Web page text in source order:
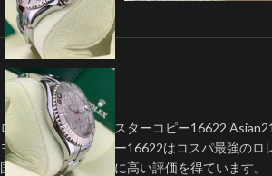
ロレックスヨットマスターコピー16622
ヨットマスターコピー16622はコスパ最強のロ
国内外の市場で非常に高い評価を得ています。